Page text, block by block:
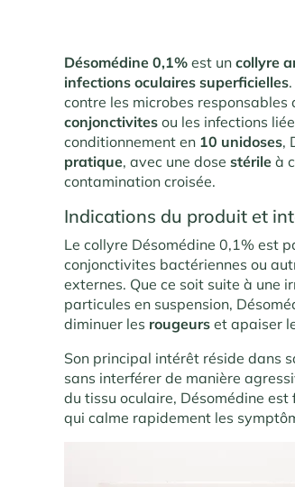
Désomédine 0,1% est uncollyre
infections oculaires superficielles
contre les microbes
conjonctivitesou les infections
conditionnement en 10 unidoses,
pratique, avec une dosestérileà
contamination croisée.
Indications du produit et
Le collyre Désomédine 0,1% est
conjonctivites bactériennes ou
externes. Que ce soit suite à une
particules en suspension,
diminuer les rougeurset apaiser
Son principal intérêt réside dans
sans interférer de manière
du tissu oculaire, Désomédine
qui calme rapidement les